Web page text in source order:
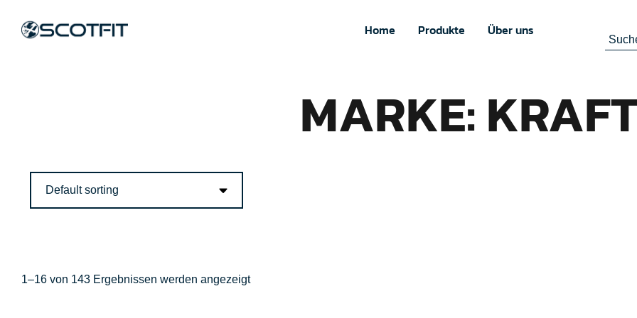
Home Produkte Über uns
MARKE:
1–16 von 143 Ergebnissen werden angezeigt